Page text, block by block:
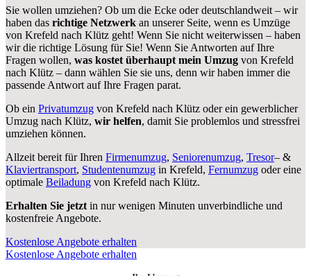
Sie wollen umziehen? Ob um die Ecke oder deutschlandweit – wir
haben das richtige Netzwerk an unserer Seite, wenn es Umzüge
von Krefeld nach Klütz geht! Wenn Sie nicht weiterwissen – haben
wir die richtige Lösung für Sie! Wenn Sie Antworten auf Ihre
Fragen wollen, was kostet überhaupt mein Umzug von Krefeld
nach Klütz – dann wählen Sie sie uns, denn wir haben immer die
passende Antwort auf Ihre Fragen parat.
Ob ein Privatumzug von Krefeld nach Klütz oder ein gewerblicher
Umzug nach Klütz, wir helfen, damit Sie problemlos und stressfrei
umziehen können.
Allzeit bereit für Ihren Firmenumzug, Seniorenumzug, Tresor– &
Klaviertransport, Studentenumzug in Krefeld, Fernumzug oder eine
optimale Beiladung von Krefeld nach Klütz.
Erhalten Sie jetzt in nur wenigen Minuten unverbindliche und
kostenfreie Angebote.
Kostenlose Angebote erhalten
Kostenlose Angebote erhalten